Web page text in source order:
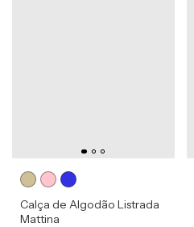
Calça de Algodão Listrada
Mattina